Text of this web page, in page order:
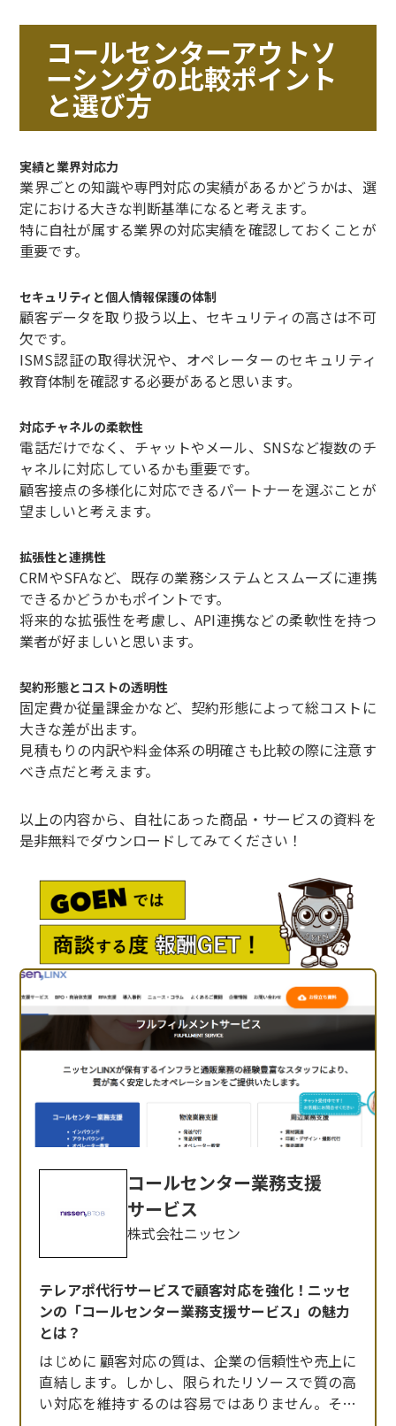
コールセンターアウトソ
ーシングの比較ポイント
と選び方
実績と業界対応力
業界ごとの知識や専門対応の実績があるかどうかは、選
定における大きな判断基準になると考えます。
特に自社が属する業界の対応実績を確認しておくことが
重要です。
セキュリティと個人情報保護の体制
顧客データを取り扱う以上、セキュリティの高さは不可
欠です。
ISMS認証の取得状況や、オペレーターのセキュリティ
教育体制を確認する必要があると思います。
対応チャネルの柔軟性
電話だけでなく、チャットやメール、SNSなど複数のチ
ャネルに対応しているかも重要です。
顧客接点の多様化に対応できるパートナーを選ぶことが
望ましいと考えます。
拡張性と連携性
CRMやSFAなど、既存の業務システムとスムーズに連携
できるかどうかもポイントです。
将来的な拡張性を考慮し、API連携などの柔軟性を持つ
業者が好ましいと思います。
契約形態とコストの透明性
固定費か従量課金かなど、契約形態によって総コストに
大きな差が出ます。
見積もりの内訳や料金体系の明確さも比較の際に注意す
べき点だと考えます。
以上の内容から、自社にあった商品・サービスの資料を
是非無料でダウンロードしてみてください！
コールセンター業務支援
サービス
株式会社ニッセン
テレアポ代行サービスで顧客対応を強化！ニッセ
ンの「コールセンター業務支援サービス」の魅力
とは？
はじめに 顧客対応の質は、企業の信頼性や売上に
直結します。しかし、限られたリソースで質の高
い対応を維持するのは容易ではありません。そん